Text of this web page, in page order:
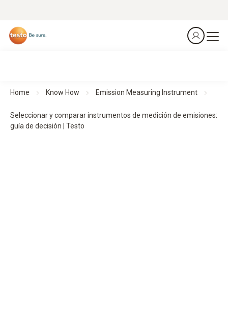
Home Know How Emission Measuring Instrument
Seleccionar y comparar instrumentos de medición de emisiones:
guía de decisión | Testo